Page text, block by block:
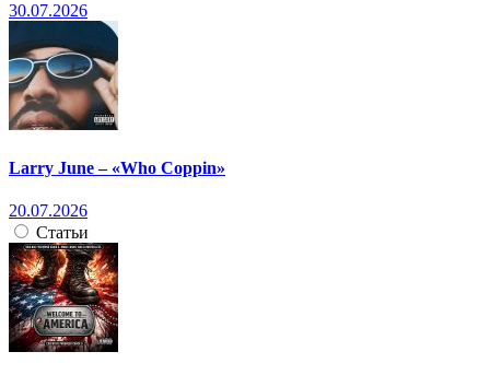
30.07.2026
Larry June – «Who Coppin»
20.07.2026
Статьи